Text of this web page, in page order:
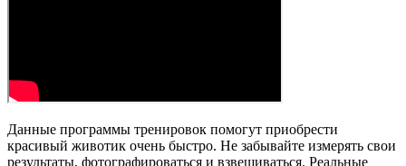
Данные программы тренировок помогут приобрести
красивый животик очень быстро. Не забывайте измерять свои
результаты, фотографироваться и взвешиваться. Реальные